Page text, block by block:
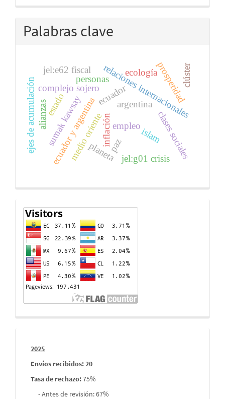
Palabras clave
complejo sojero
argentina
medio oriente islam
relaciones internacionales
inflación
ecuador y argentina
ejes de acumulación empleo
ecuador
sumak kawsay clases sociales
estado
personas
planeta
prosperidad
paz
alianzas
clúster
jel:g01 crisis
jel:e62 fiscal ecología
Contador
de
visitas
Informes
envios
2025
Envíos recibidos: 20
Tasa de rechazo:75%
- Antes de revisión: 67%